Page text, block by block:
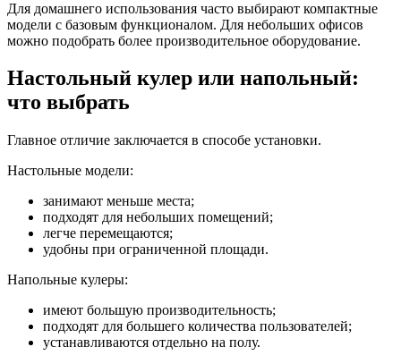
Для домашнего использования часто выбирают компактные
модели с базовым функционалом. Для небольших офисов
можно подобрать более производительное оборудование.
Настольный кулер или напольный:
что выбрать
Главное отличие заключается в способе установки.
Настольные модели:
занимают меньше места;
подходят для небольших помещений;
легче перемещаются;
удобны при ограниченной площади.
Напольные кулеры:
имеют большую производительность;
подходят для большего количества пользователей;
устанавливаются отдельно на полу.